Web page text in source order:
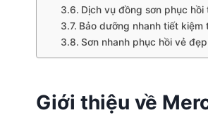
Dịch vụ đồng sơn phục hồi
Bảo dưỡng nhanh tiết kiệm
Sơn nhanh phục hồi vẻ
Giới thiệu về